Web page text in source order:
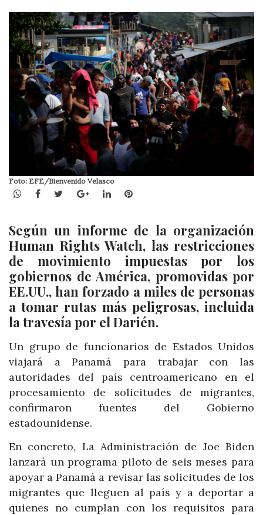
Foto: EFE/Bienvenido Velasco
WhatsApp
Facebook
TwitterGoogle+LinkedInPinterest
Según un informe de la organización
Human Rights Watch, las restricciones
de movimiento impuestas por los
gobiernos de América, promovidas por
EE.UU., han forzado a miles de personas
a tomar rutas más peligrosas, incluida
la travesía por el Darién.
Un grupo de funcionarios de Estados Unidos
viajará a Panamá para trabajar con las
autoridades del país centroamericano en el
procesamiento de solicitudes de migrantes,
confirmaron fuentes del Gobierno
estadounidense.
En concreto, La Administración de Joe Biden
lanzará un programa piloto de seis meses para
apoyar a Panamá a revisar las solicitudes de los
migrantes que lleguen al país y a deportar a
quienes no cumplan con los requisitos para